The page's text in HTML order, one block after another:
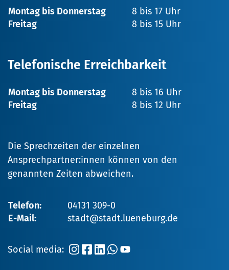
Montag bis Donnerstag
8 bis 17 Uhr
Freitag
8 bis 15 Uhr
Telefonische Erreichbarkeit
Montag bis Donnerstag
8 bis 16 Uhr
Freitag
8 bis 12 Uhr
Die Sprechzeiten der einzelnen
Ansprechpartner:innen können von den
genannten Zeiten abweichen.
Telefon:
04131 309-0
E-Mail:
stadt@stadt.lueneburg.de
Social media: